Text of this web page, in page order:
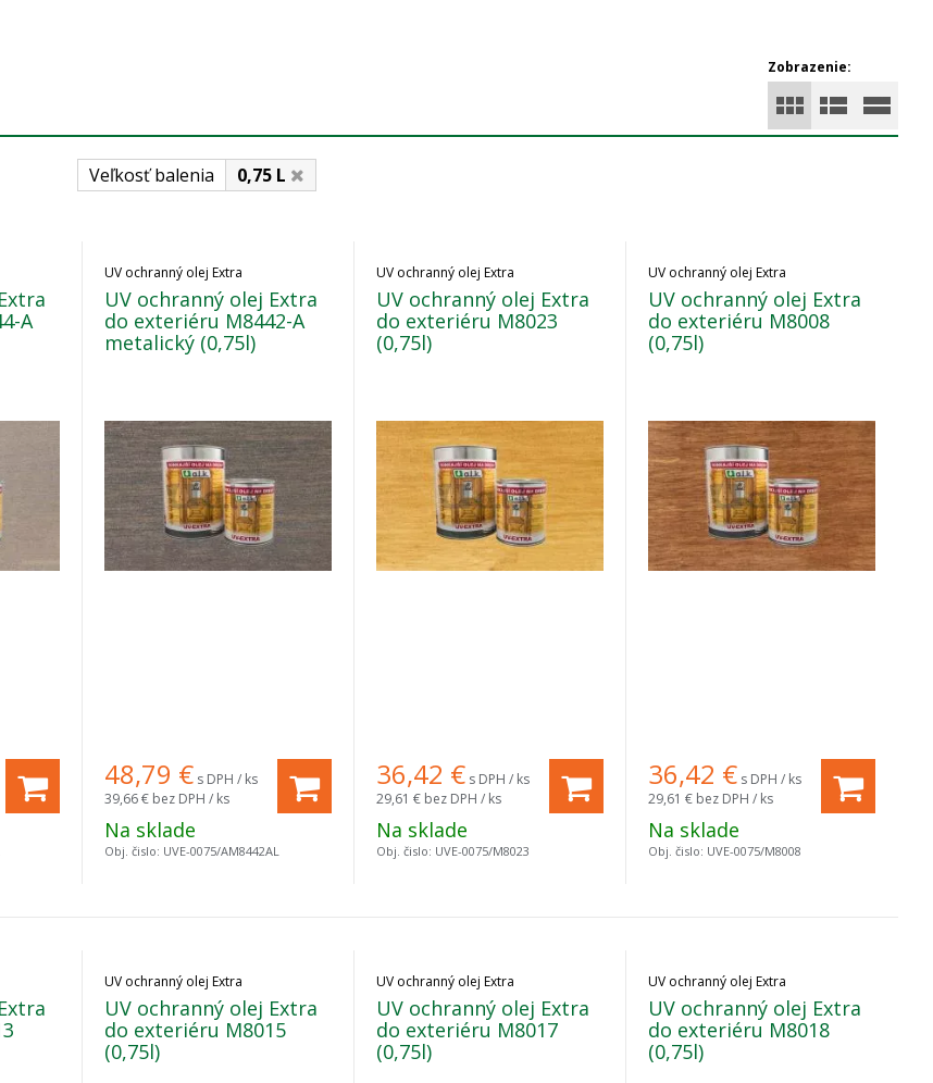
Zobrazenie:
Veľkosť balenia 0,75 L
A
UV ochranný olej Extra
UV ochranný olej Extra
do exteriéru M8442-A
metalický (0,75l)
48,79 € s DPH / ks
39,66 € bez DPH / ks
Na sklade
Obj. čislo: UVE-0075/AM8442AL
UV ochranný olej Extra
UV ochranný olej Extra
do exteriéru M8023
(0,75l)
36,42 € s DPH / ks
29,61 € bez DPH / ks
Na sklade
Obj. čislo: UVE-0075/M8023
UV ochranný olej Extra
UV ochranný olej Extra
do exteriéru M8008
(0,75l)
36,42 € s DPH / ks
29,61 € bez DPH / ks
Na sklade
Obj. čislo: UVE-0075/M8008
UV ochranný olej Extra
UV ochranný olej Extra
do exteriéru M8015
(0,75l)
UV ochranný olej Extra
UV ochranný olej Extra
do exteriéru M8017
(0,75l)
UV ochranný olej Extra
UV ochranný olej Extra
do exteriéru M8018
(0,75l)